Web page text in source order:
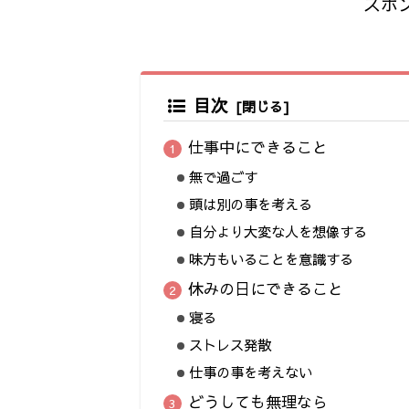
目次
仕事中にできること
無で過ごす
頭は別の事を考える
自分より大変な人を想像する
味方もいることを意識する
休みの日にできること
寝る
ストレス発散
仕事の事を考えない
どうしても無理なら